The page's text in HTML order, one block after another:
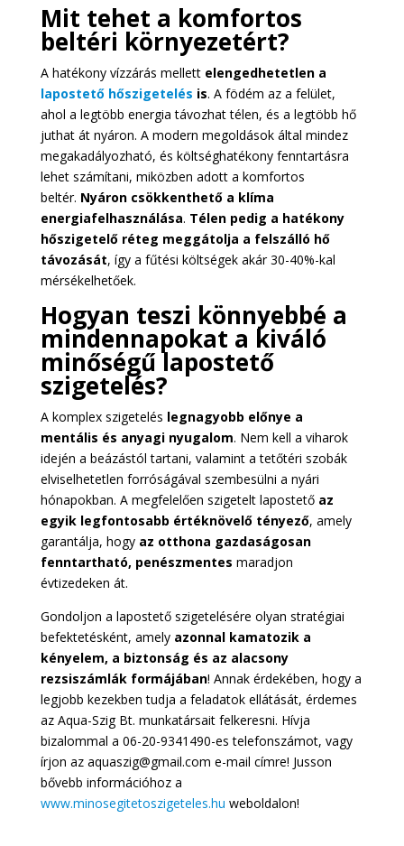
Mit tehet a komfortos
beltéri környezetért?
A hatékony vízzárás mellett elengedhetetlen a
lapostető hőszigetelés is. A födém az a felület,
ahol a legtöbb energia távozhat télen, és a legtöbb hő
juthat át nyáron. A modern megoldások által mindez
megakadályozható, és költséghatékony fenntartásra
lehet számítani, miközben adott a komfortos
beltér. Nyáron csökkenthető a klíma
energiafelhasználása. Télen pedig a hatékony
hőszigetelő réteg meggátolja a felszálló hő
távozását, így a fűtési költségek akár 30-40%-kal
mérsékelhetőek.
Hogyan teszi könnyebbé a
mindennapokat a kiváló
minőségű lapostető
szigetelés?
A komplex szigetelés legnagyobb előnye a
mentális és anyagi nyugalom. Nem kell a viharok
idején a beázástól tartani, valamint a tetőtéri szobák
elviselhetetlen forróságával szembesülni a nyári
hónapokban. A megfelelően szigetelt lapostetőaz
egyik legfontosabb értéknövelő tényező, amely
garantálja, hogy az otthona gazdaságosan
fenntartható, penészmentes maradjon
évtizedeken át.
Gondoljon a lapostető szigetelésére olyan stratégiai
befektetésként, amely azonnal kamatozik a
kényelem, a biztonság és az alacsony
rezsiszámlák formájában! Annak érdekében, hogy a
legjobb kezekben tudja a feladatok ellátását, érdemes
az Aqua-Szig Bt. munkatársait felkeresni. Hívja
bizalommal a 06-20-9341490-es telefonszámot, vagy
írjon az aquaszig@gmail.com e-mail címre! Jusson
bővebb információhoz a
www.minosegitetoszigeteles.hu weboldalon!